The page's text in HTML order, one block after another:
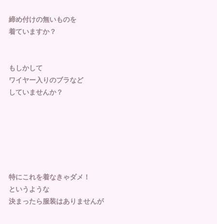
締め付けの無いものを
着ていますか？
もしかして
ワイヤー入りのブラなど
していませんか？
特にこれを着なきゃダメ！
というような
決まったら服装はありませんが